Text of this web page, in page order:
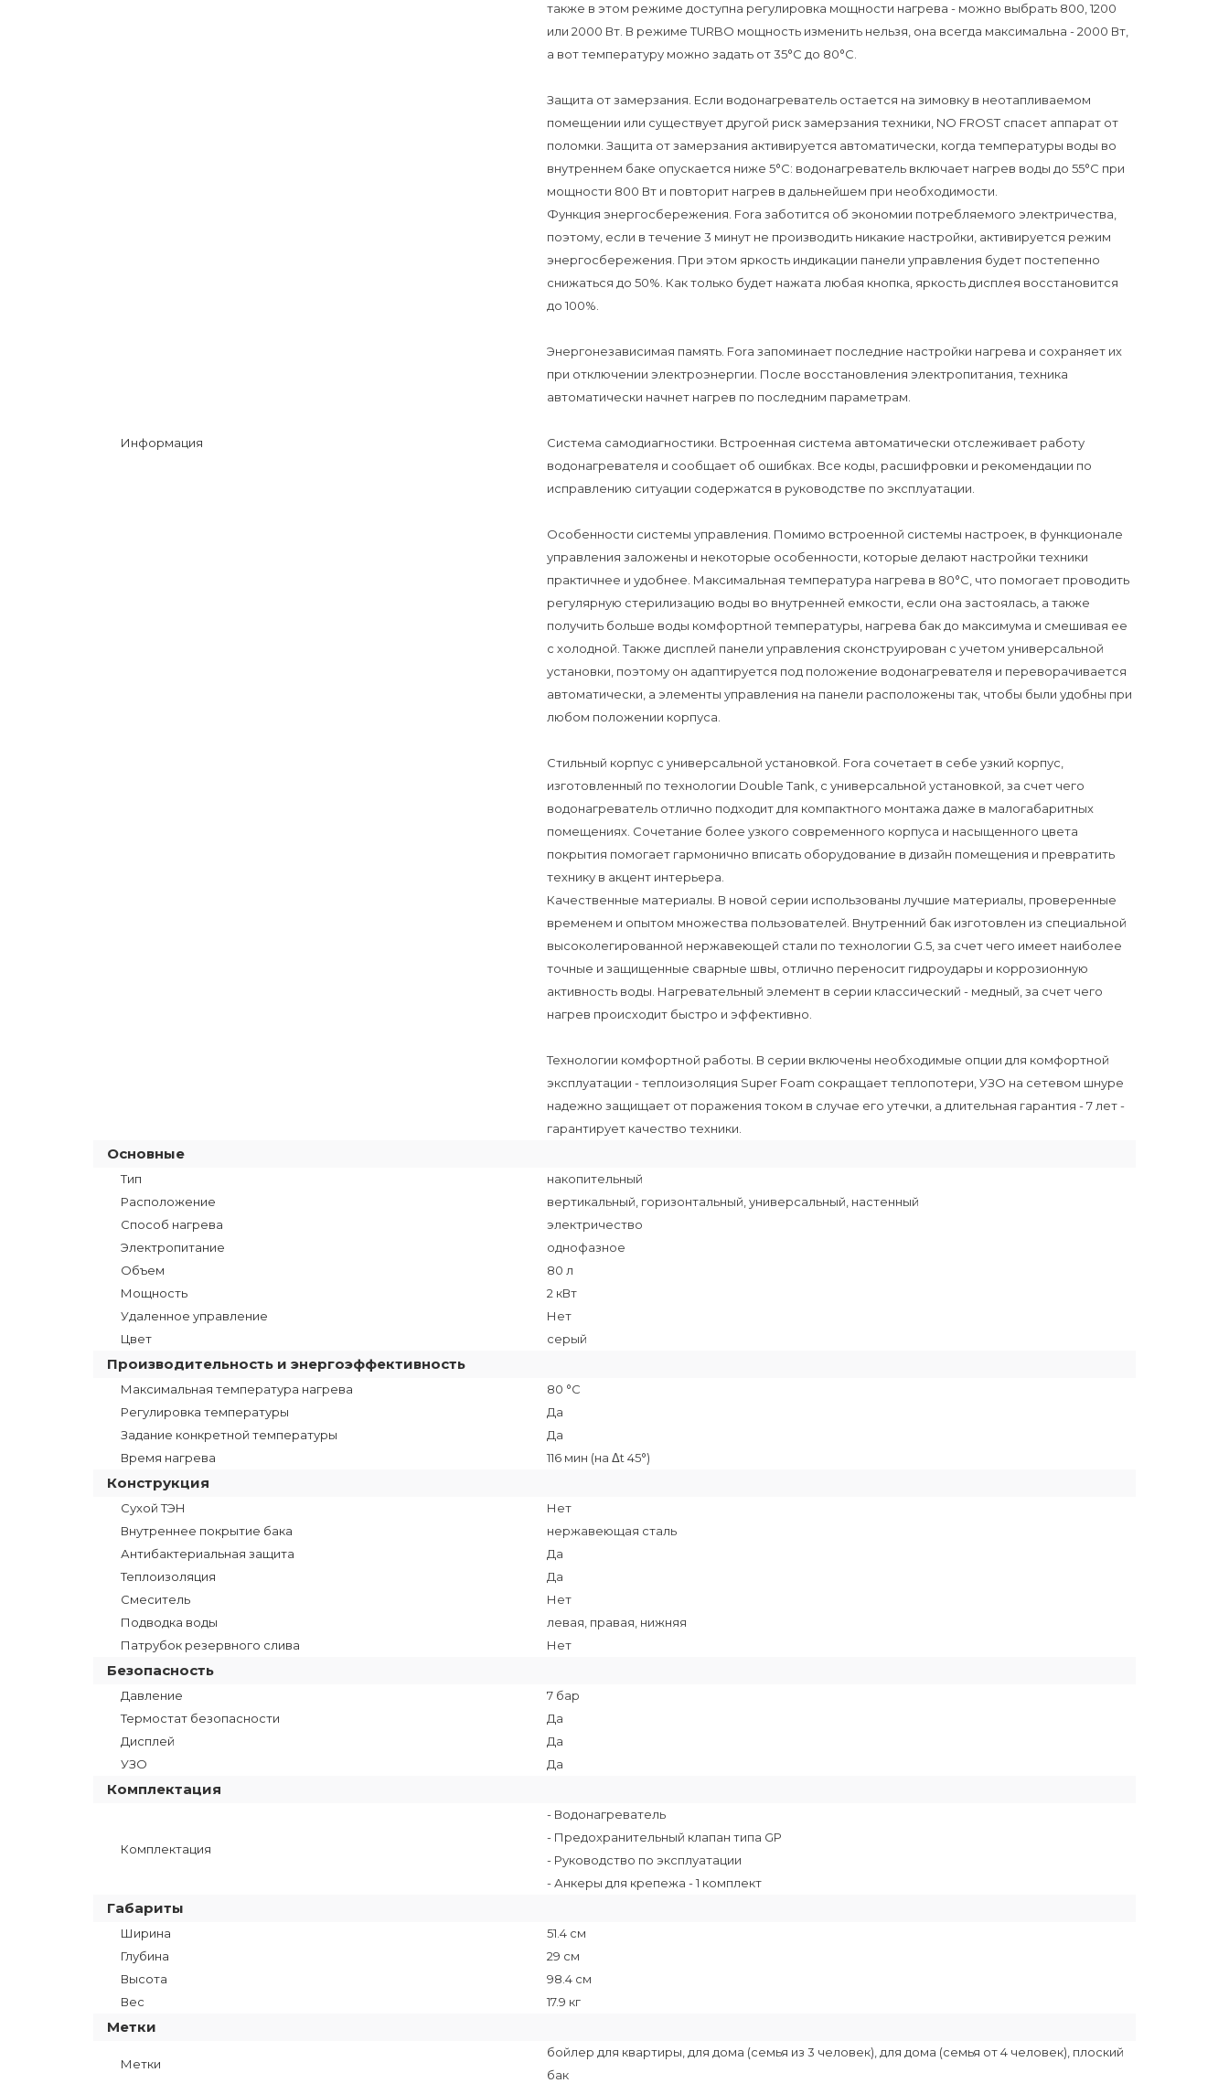
Информация
также в этом режиме доступна регулировка мощности нагрева - можно выбрать 800, 1200
или 2000 Вт. В режиме TURBO мощность изменить нельзя, она всегда максимальна - 2000 Вт,
а вот температуру можно задать от 35°С до 80°С.
Защита от замерзания. Если водонагреватель остается на зимовку в неотапливаемом
помещении или существует другой риск замерзания техники, NO FROST спасет аппарат от
поломки. Защита от замерзания активируется автоматически, когда температуры воды во
внутреннем баке опускается ниже 5°С: водонагреватель включает нагрев воды до 55°С при
мощности 800 Вт и повторит нагрев в дальнейшем при необходимости.
Функция энергосбережения. Forа заботится об экономии потребляемого электричества,
поэтому, если в течение 3 минут не производить никакие настройки, активируется режим
энергосбережения. При этом яркость индикации панели управления будет постепенно
снижаться до 50%. Как только будет нажата любая кнопка, яркость дисплея восстановится
до 100%.
Энергонезависимая память. Forа запоминает последние настройки нагрева и сохраняет их
при отключении электроэнергии. После восстановления электропитания, техника
автоматически начнет нагрев по последним параметрам.
Система самодиагностики. Встроенная система автоматически отслеживает работу
водонагревателя и сообщает об ошибках. Все коды, расшифровки и рекомендации по
исправлению ситуации содержатся в руководстве по эксплуатации.
Особенности системы управления. Помимо встроенной системы настроек, в функционале
управления заложены и некоторые особенности, которые делают настройки техники
практичнее и удобнее. Максимальная температура нагрева в 80°С, что помогает проводить
регулярную стерилизацию воды во внутренней емкости, если она застоялась, а также
получить больше воды комфортной температуры, нагрева бак до максимума и смешивая ее
с холодной. Также дисплей панели управления сконструирован с учетом универсальной
установки, поэтому он адаптируется под положение водонагревателя и переворачивается
автоматически, а элементы управления на панели расположены так, чтобы были удобны при
любом положении корпуса.
Стильный корпус с универсальной установкой. Forа сочетает в себе узкий корпус,
изготовленный по технологии Double Tank, с универсальной установкой, за счет чего
водонагреватель отлично подходит для компактного монтажа даже в малогабаритных
помещениях. Сочетание более узкого современного корпуса и насыщенного цвета
покрытия помогает гармонично вписать оборудование в дизайн помещения и превратить
технику в акцент интерьера.
Качественные материалы. В новой серии использованы лучшие материалы, проверенные
временем и опытом множества пользователей. Внутренний бак изготовлен из специальной
высоколегированной нержавеющей стали по технологии G.5, за счет чего имеет наиболее
точные и защищенные сварные швы, отлично переносит гидроудары и коррозионную
активность воды. Нагревательный элемент в серии классический - медный, за счет чего
нагрев происходит быстро и эффективно.
Технологии комфортной работы. В серии включены необходимые опции для комфортной
эксплуатации - теплоизоляция Super Foam сокращает теплопотери, УЗО на сетевом шнуре
надежно защищает от поражения током в случае его утечки, а длительная гарантия - 7 лет -
гарантирует качество техники.
Основные
Тип
накопительный
Расположение
вертикальный, горизонтальный, универсальный, настенный
Способ нагрева
электричество
Электропитание
однофазное
Объем
80 л
Мощность
2 кВт
Удаленное управление
Нет
Цвет
серый
Производительность и энергоэффективность
Максимальная температура нагрева
80 °C
Регулировка температуры
Да
Задание конкретной температуры
Да
Время нагрева
116 мин (на Δt 45°)
Конструкция
Сухой ТЭН
Нет
Внутреннее покрытие бака
нержавеющая сталь
Антибактериальная защита
Да
Теплоизоляция
Да
Смеситель
Нет
Подводка воды
левая, правая, нижняя
Патрубок резервного слива
Нет
Безопасность
Давление
7 бар
Термостат безопасности
Да
Дисплей
Да
УЗО
Да
Комплектация
Комплектация
- Водонагреватель
- Предохранительный клапан типа GP
- Руководство по эксплуатации
- Анкеры для крепежа - 1 комплект
Габариты
Ширина
51.4 см
Глубина
29 см
Высота
98.4 см
Вес
17.9 кг
Метки
Метки
бойлер для квартиры, для дома (семья из 3 человек), для дома (семья от 4 человек), плоский
бак